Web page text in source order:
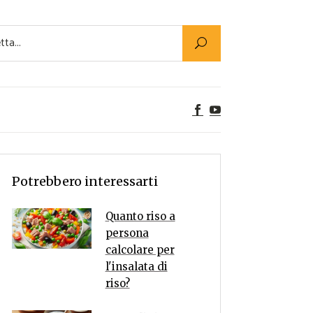
Utility
Alimenti
Rumors
Potrebbero interessarti
Quanto riso a
persona
calcolare per
l'insalata di
riso?